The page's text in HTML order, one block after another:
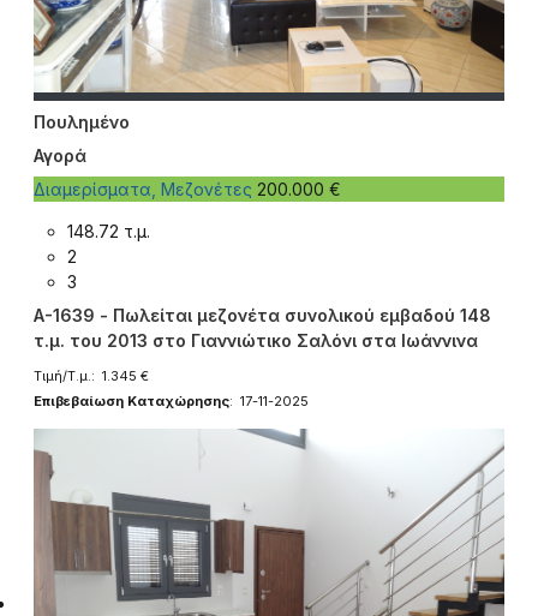
Πουλημένο
Αγορά
Διαμερίσματα, Μεζονέτες 200.000 €
148.72 τ.μ.
2
3
A-1639 - Πωλείται μεζονέτα συνολικού εμβαδού 148
τ.μ. του 2013 στο Γιαννιώτικο Σαλόνι στα Ιωάννινα
Τιμή/Τ.μ.: 1.345 €
Επιβεβαίωση Καταχώρησης: 17-11-2025